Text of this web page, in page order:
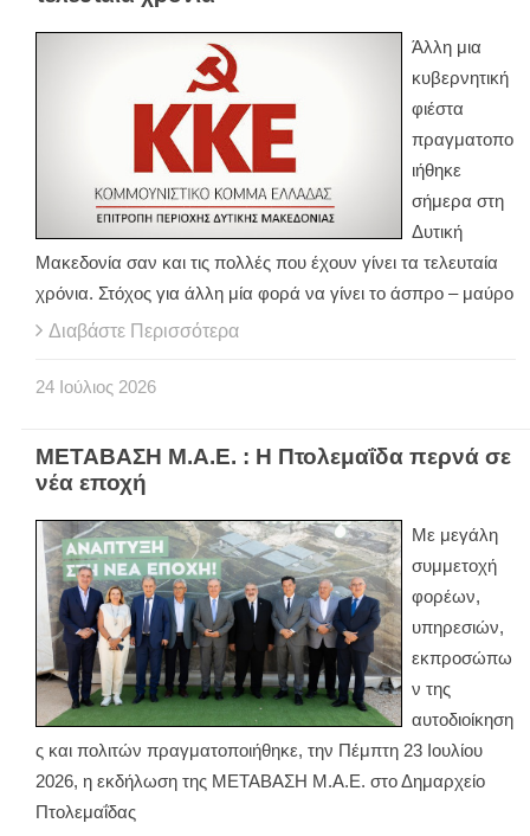
Άλλη μια
κυβερνητική
φιέστα
πραγματοπο
ιήθηκε
σήμερα στη
Δυτική
Μακεδονία σαν και τις πολλές που έχουν γίνει τα τελευταία
χρόνια. Στόχος για άλλη μία φορά να γίνει το άσπρο – μαύρο
Διαβάστε Περισσότερα
24 Ιούλιος 2026
ΜΕΤΑΒΑΣΗ Μ.Α.Ε. : Η Πτολεμαΐδα περνά σε
νέα εποχή
Με μεγάλη
συμμετοχή
φορέων,
υπηρεσιών,
εκπροσώπω
ν της
αυτοδιοίκηση
ς και πολιτών πραγματοποιήθηκε, την Πέμπτη 23 Ιουλίου
2026, η εκδήλωση της ΜΕΤΑΒΑΣΗ Μ.Α.Ε. στο Δημαρχείο
Πτολεμαΐδας